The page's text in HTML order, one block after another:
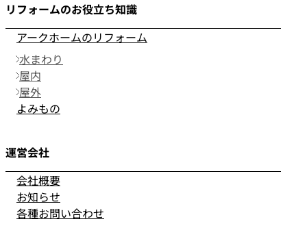
リフォームのお役立ち知識
アークホームのリフォーム
水まわり
屋内
屋外
よみもの
運営会社
会社概要
お知らせ
各種お問い合わせ